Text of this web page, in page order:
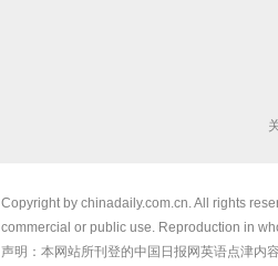
Copyright by chinadaily.com.cn. All rights
commercial or public use. Reproduction in
声明：本网站所刊登的中国日报网英语点津内